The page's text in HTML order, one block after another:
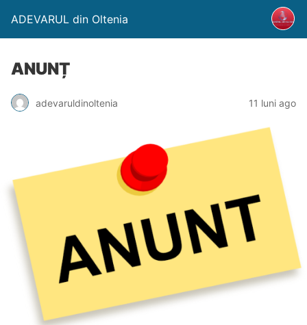
ADEVARUL din Oltenia
ANUNȚ
adevaruldinoltenia 11 luni ago